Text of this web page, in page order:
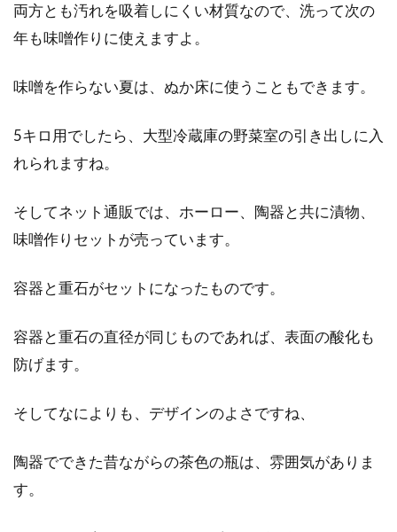
両方とも汚れを吸着しにくい材質なので、洗って次の
年も味噌作りに使えますよ。
味噌を作らない夏は、ぬか床に使うこともできます。
5キロ用でしたら、大型冷蔵庫の野菜室の引き出しに入
れられますね。
そしてネット通販では、ホーロー、陶器と共に漬物、
味噌作りセットが売っています。
容器と重石がセットになったものです。
容器と重石の直径が同じものであれば、表面の酸化も
防げます。
そしてなによりも、デザインのよさですね、
陶器でできた昔ながらの茶色の瓶は、雰囲気がありま
す。